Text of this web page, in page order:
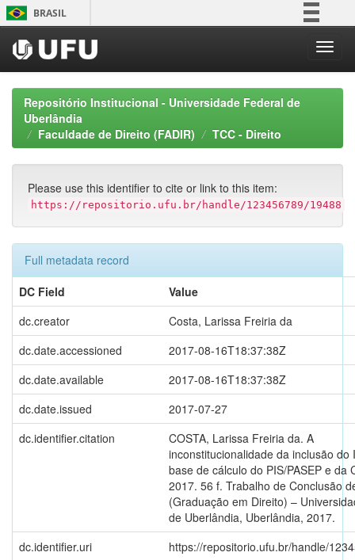
Skip
navigation
BRASIL
Participe
Acesso à informação
Legislação
Repositório Institucional - Universidade Federal de
Uberlândia
Faculdade de Direito (FADIR)
TCC - Direito
Please use this identifier to cite or link to this item:
https://repositorio.ufu.br/handle/123456789/19488
Full metadata record
DC Field
Value
dc.creator
Costa, Larissa Freiria da
dc.date.accessioned
2017-08-16T18:37:38Z
dc.date.available
2017-08-16T18:37:38Z
dc.date.issued
2017-07-27
dc.identifier.citation
COSTA, Larissa Freiria da. A
inconstitucionalidade da inclusão do
base de cálculo do PIS/PASEP e da
2017. 56 f. Trabalho de Conclusão
(Graduação em Direito) –
de Uberlândia, Uberlândia, 2017.
dc.identifier.uri
https://repositorio.ufu.br/handle/